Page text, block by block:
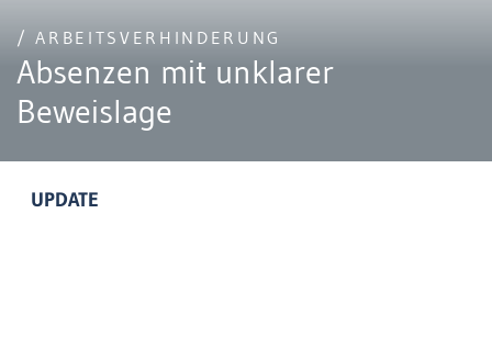
/ ARBEITSVERHINDERUNG
Absenzen mit unklarer
Beweislage
UPDATE